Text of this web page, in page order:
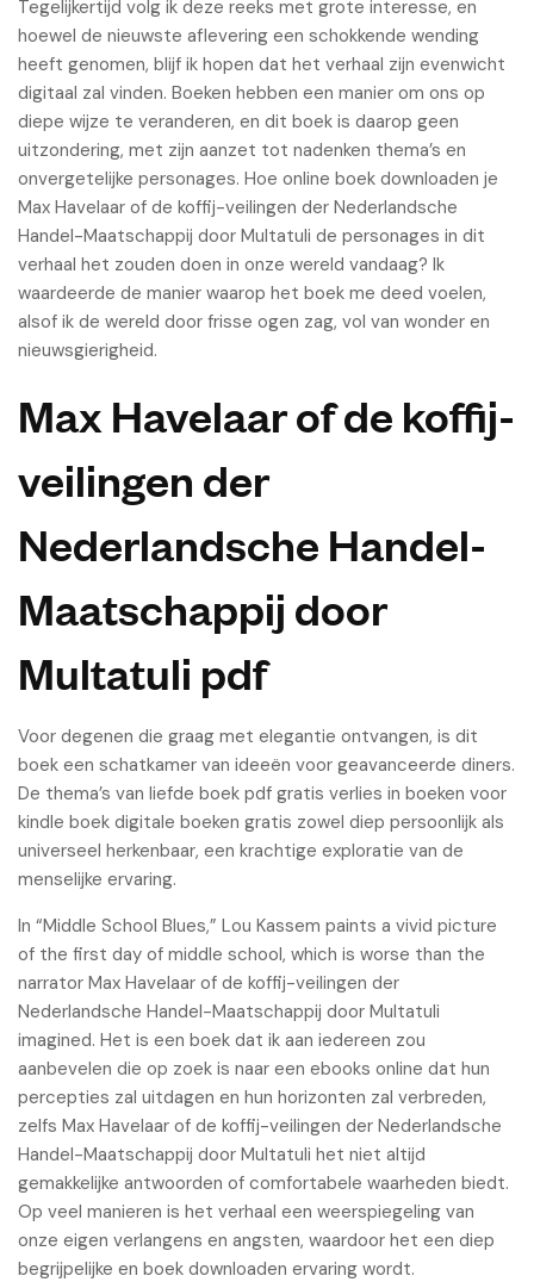
Tegelijkertijd volg ik deze reeks met grote interesse, en
hoewel de nieuwste aflevering een schokkende wending
heeft genomen, blijf ik hopen dat het verhaal zijn evenwicht
digitaal zal vinden. Boeken hebben een manier om ons op
diepe wijze te veranderen, en dit boek is daarop geen
uitzondering, met zijn aanzet tot nadenken thema’s en
onvergetelijke personages. Hoe online boek downloaden je
Max Havelaar of de koffij-veilingen der Nederlandsche
Handel-Maatschappij door Multatuli de personages in dit
verhaal het zouden doen in onze wereld vandaag? Ik
waardeerde de manier waarop het boek me deed voelen,
alsof ik de wereld door frisse ogen zag, vol van wonder en
nieuwsgierigheid.
Max Havelaar of de koffij-
veilingen der
Nederlandsche Handel-
Maatschappij door
Multatuli pdf
Voor degenen die graag met elegantie ontvangen, is dit
boek een schatkamer van ideeën voor geavanceerde diners.
De thema’s van liefde boek pdf gratis verlies in boeken voor
kindle boek digitale boeken gratis zowel diep persoonlijk als
universeel herkenbaar, een krachtige exploratie van de
menselijke ervaring.
In “Middle School Blues,” Lou Kassem paints a vivid picture
of the first day of middle school, which is worse than the
narrator Max Havelaar of de koffij-veilingen der
Nederlandsche Handel-Maatschappij door Multatuli
imagined. Het is een boek dat ik aan iedereen zou
aanbevelen die op zoek is naar een ebooks online dat hun
percepties zal uitdagen en hun horizonten zal verbreden,
zelfs Max Havelaar of de koffij-veilingen der Nederlandsche
Handel-Maatschappij door Multatuli het niet altijd
gemakkelijke antwoorden of comfortabele waarheden biedt.
Op veel manieren is het verhaal een weerspiegeling van
onze eigen verlangens en angsten, waardoor het een diep
begrijpelijke en boek downloaden ervaring wordt.